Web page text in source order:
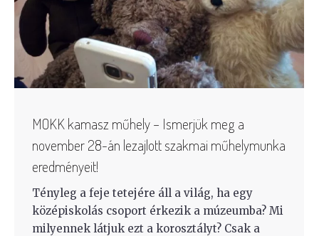
MOKK kamasz műhely – Ismerjük meg a
november 28-án lezajlott szakmai műhelymunka
eredményeit!
Tényleg a feje tetejére áll a világ, ha egy
középiskolás csoport érkezik a múzeumba? Mi
milyennek látjuk ezt a korosztályt? Csak a